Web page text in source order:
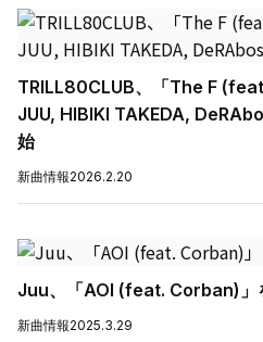
TRILL80CLUB、「The F
JUU, HIBIKI TAKEDA,
始
新曲情報2026.2.20
Juu、「AOI (feat. Corban)」
新曲情報2025.3.29